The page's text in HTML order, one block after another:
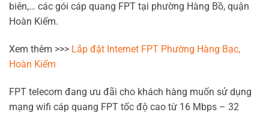
biên,… các gói cáp quang FPT tại phường Hàng Bồ, quận
Hoàn Kiếm.
Xem thêm >>> Lắp đặt Internet FPT Phường Hàng Bạc,
Hoàn Kiếm
FPT telecom đang ưu đãi cho khách hàng muốn sử dụng
mạng wifi cáp quang FPT tốc độ cao từ 16 Mbps – 32